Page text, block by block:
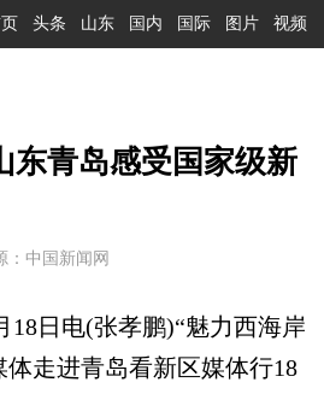
头条 山东 国内 国际 图片 视频
东青岛感受国家级新
：中国新闻网
日电(张孝鹏)“魅力西海岸
体走进青岛看新区媒体行18